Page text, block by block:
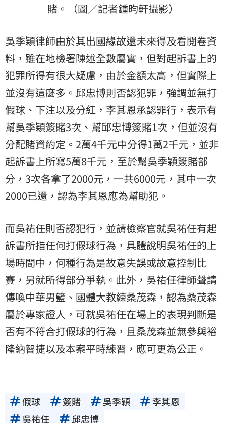
賭。（圖／記者鍾昀軒攝影）
吳季穎律師由於其出國緣故還未來得及看閱卷資
料，雖在地檢署陳述全數屬實，但對起訴書上的
犯罪所得有很大疑慮，由於金額太高，但實際上
並沒有這麼多。邱忠博則否認犯罪，強調並無打
假球、下注以及分紅，李其恩承認罪行，表示有
幫吳季穎簽賭3次、幫邱忠博簽賭1次，但並沒有
分配賭資約定。2萬4千元中分得1萬2千元，並非
起訴書上所寫5萬8千元，至於幫吳季穎簽賭部
分，3次各拿了2000元，一共6000元，其中一次
2000已還，認為李其恩應為幫助犯。
而吳祐任則否認犯行，並請檢察官就吳祐任有起
訴書所指任何打假球行為，具體說明吳祐任的上
場時間中，何種行為是故意失誤或故意控制比
賽，另就所得部分爭執。此外，吳祐任律師聲請
傳喚中華男籃、國體大教練桑茂森，認為桑茂森
屬於專家證人，可就吳祐任在場上的表現判斷是
否有不符合打假球的行為，且桑茂森並無參與裕
隆納智捷以及本案平時練習，應可更為公正。
假球 簽賭 吳季穎
李其恩
吳祐任
邱忠博